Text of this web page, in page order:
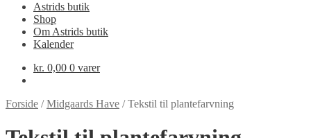
Astrids butik
Shop
Om Astrids butik
Kalender
kr. 0,00 0 varer
Forside /Midgaards Have /Tekstil til plantefarvning